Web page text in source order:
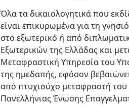
Όλα τα δικαιολογητικά που
είναι επικυρωμένα για τη
στο εξωτερικό ή από
Εξωτερικών της Ελλάδας και
Μεταφραστική Υπηρεσία του
της ημεδαπής, εφόσον
από πτυχιούχο μεταφραστή
Πανελλήνιας Ένωσης